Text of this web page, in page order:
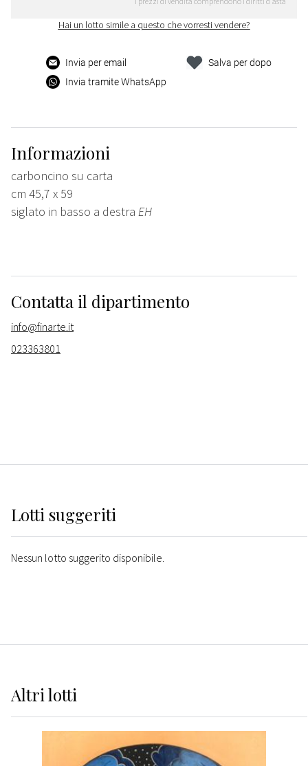
Hai un lotto simile a questo che vorresti vendere?
Invia per email
Invia tramite WhatsApp
Salva per dopo
Informazioni
carboncino su carta
cm 45,7 x 59
siglato in basso a destra EH
Contatta il dipartimento
info@finarte.it
023363801
Lotti suggeriti
Nessun lotto suggerito disponibile.
Altrilotti